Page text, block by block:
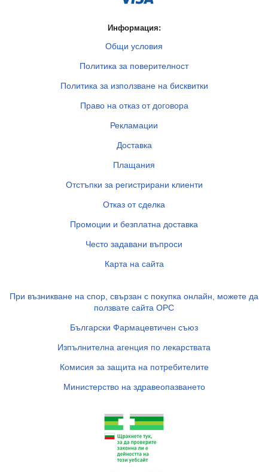
Информация:
Общи условия
Политика за поверителност
Политика за използване на бисквитки
Право на отказ от договора
Рекламации
Доставка
Плащания
Отстъпки за регистрирани клиенти
Отказ от сделка
Промоции и безплатна доставка
Често задавани въпроси
Карта на сайта
При възникване на спор, свързан с покупка онлайн, можете да
ползвате сайта ОРС
Български Фармацевтичен съюз
Изпълнителна агенция по лекарствата
Комисия за защита на потребителите
Министерство на здравеопазването